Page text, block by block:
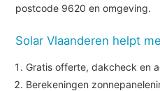
postcode 9620 en omgeving.
Solar Vlaanderen helpt
Gratis offerte, dakcheck en
Berekeningen